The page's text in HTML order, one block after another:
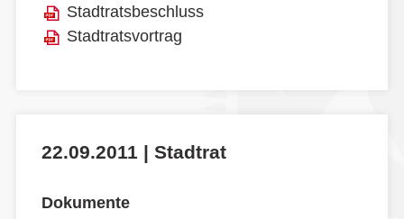
Stadtratsbeschluss
Stadtratsvortrag
22.09.2011 | Stadtrat
Dokumente